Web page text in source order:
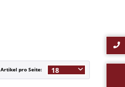
Artikel pro Seite: